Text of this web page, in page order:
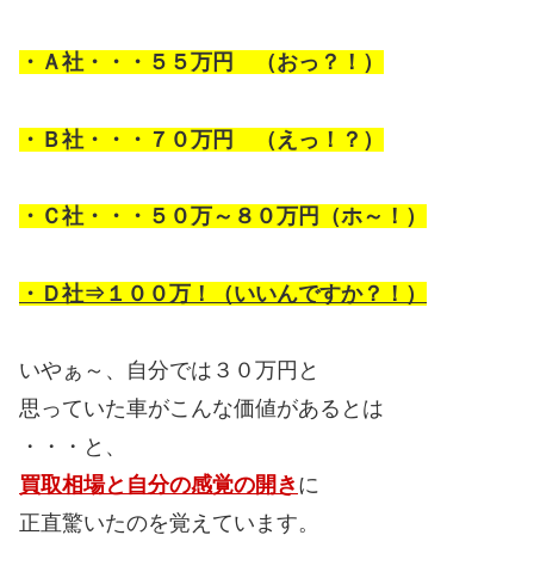
・Ａ社・・・５５万円 （おっ？！）
・Ｂ社・・・７０万円 （えっ！？）
・Ｃ社・・・５０万～８０万円（ホ～！）
・Ｄ社⇒１００万！（いいんですか？！）
いやぁ～、自分では３０万円と
思っていた車がこんな価値があるとは
・・・と、
買取相場と自分の感覚の開き に
正直驚いたのを覚えています。